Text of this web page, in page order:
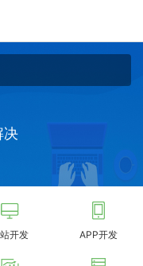
决
开发 APP开发